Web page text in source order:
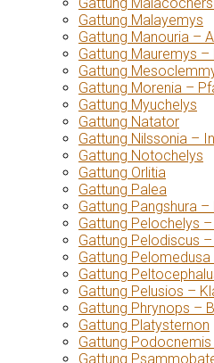
Gattung Malayemys
Gattung Manouria –
Gattung Mauremys
Gattung
Gattung Morenia –
Gattung Myuchelys
Gattung Natator
Gattung Nilssonia –
Gattung Notochelys
Gattung Orlitia
Gattung Palea
Gattung Pangshura
Gattung Pelochelys
Gattung Pelodiscus
Gattung
Gattung
Gattung Pelusios –
Gattung Phrynops –
Gattung Platysternon
Gattung
Gattung